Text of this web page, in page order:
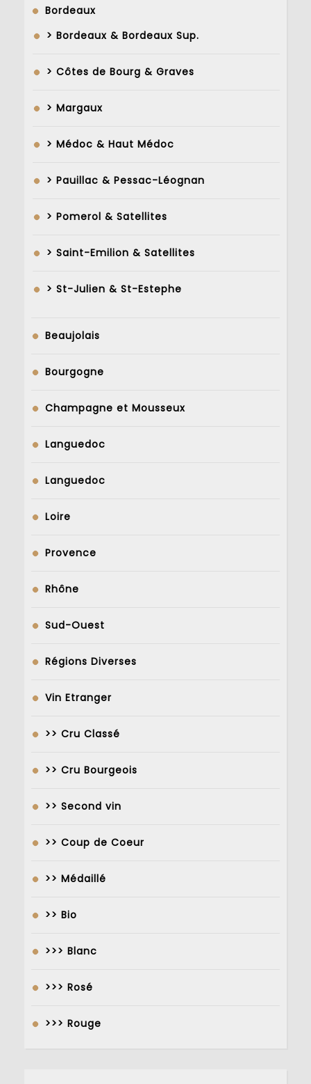
Bordeaux
> Bordeaux & Bordeaux Sup.
> Côtes de Bourg & Graves
> Margaux
> Médoc & Haut Médoc
> Pauillac & Pessac-Léognan
> Pomerol & Satellites
> Saint-Emilion & Satellites
> St-Julien & St-Estephe
Beaujolais
Bourgogne
Champagne et Mousseux
Languedoc
Languedoc
Loire
Provence
Rhône
Sud-Ouest
Régions Diverses
Vin Etranger
>> Cru Classé
>> Cru Bourgeois
>> Second vin
>> Coup de Coeur
>> Médaillé
>> Bio
>>> Blanc
>>> Rosé
>>> Rouge